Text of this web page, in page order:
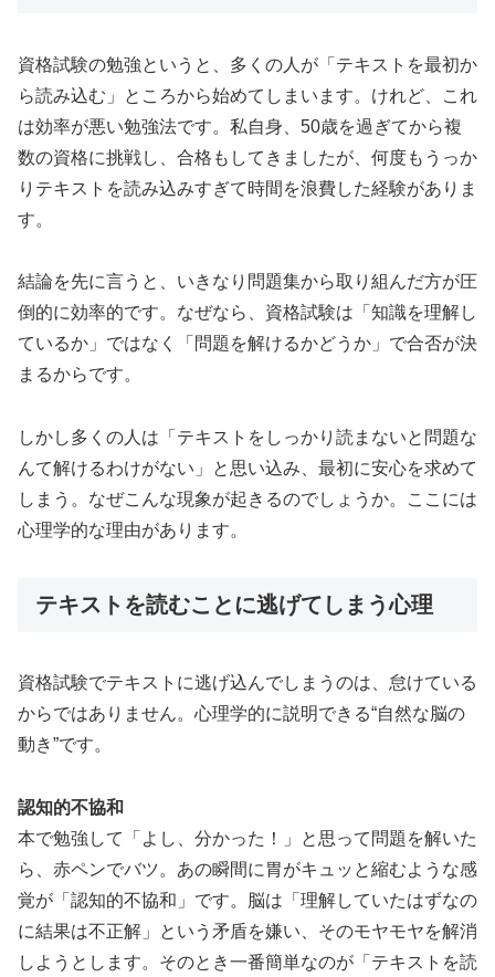
資格試験の勉強というと、多くの人が「テキストを最初か
ら読み込む」ところから始めてしまいます。けれど、これ
は効率が悪い勉強法です。私自身、50歳を過ぎてから複
数の資格に挑戦し、合格もしてきましたが、何度もうっか
りテキストを読み込みすぎて時間を浪費した経験がありま
す。
結論を先に言うと、いきなり問題集から取り組んだ方が圧
倒的に効率的です。なぜなら、資格試験は「知識を理解し
ているか」ではなく「問題を解けるかどうか」で合否が決
まるからです。
しかし多くの人は「テキストをしっかり読まないと問題な
んて解けるわけがない」と思い込み、最初に安心を求めて
しまう。なぜこんな現象が起きるのでしょうか。ここには
心理学的な理由があります。
テキストを読むことに逃げてしまう心理
資格試験でテキストに逃げ込んでしまうのは、怠けている
からではありません。心理学的に説明できる“自然な脳の
動き”です。
認知的不協和
本で勉強して「よし、分かった！」と思って問題を解いた
ら、赤ペンでバツ。あの瞬間に胃がキュッと縮むような感
覚が「認知的不協和」です。脳は「理解していたはずなの
に結果は不正解」という矛盾を嫌い、そのモヤモヤを解消
しようとします。そのとき一番簡単なのが「テキストを読